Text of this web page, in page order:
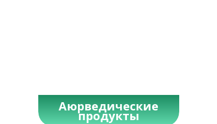
Аюрведические
продукты